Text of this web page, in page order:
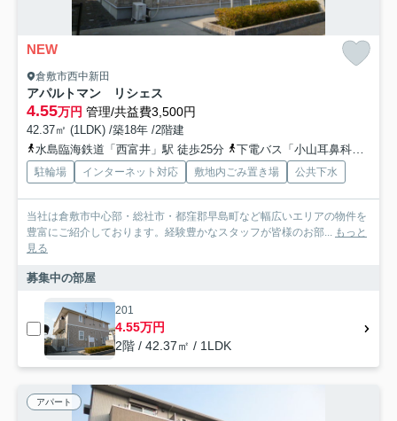
NEW
倉敷市西中新田
アパルトマン リシェス
4.55万円 管理/共益費3,500円
42.37㎡ (1LDK) /築18年 /2階建
水島臨海鉄道「西富井」駅 徒歩25分
下電バス「小山耳鼻科前［大高］」バス停下車 徒歩6分
駐輪場 インターネット対応 敷地内ごみ置き場 公共下水
当社は倉敷市中心部・総社市・都窪郡早島町など幅広いエリアの物件を
豊富にご紹介しております。経験豊かなスタッフが皆様のお部... もっと
見る
募集中の部屋
201
4.55万円
2階 / 42.37㎡ / 1LDK
アパート